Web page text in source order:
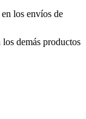
los envíos de
demás productos